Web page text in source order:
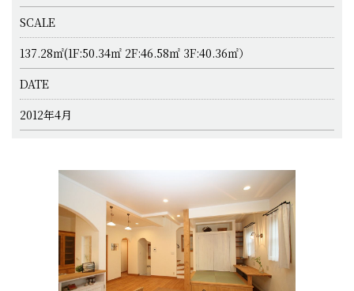
SCALE
137.28㎡(1F:50.34㎡ 2F:46.58㎡ 3F:40.36㎡）
DATE
2012年4月